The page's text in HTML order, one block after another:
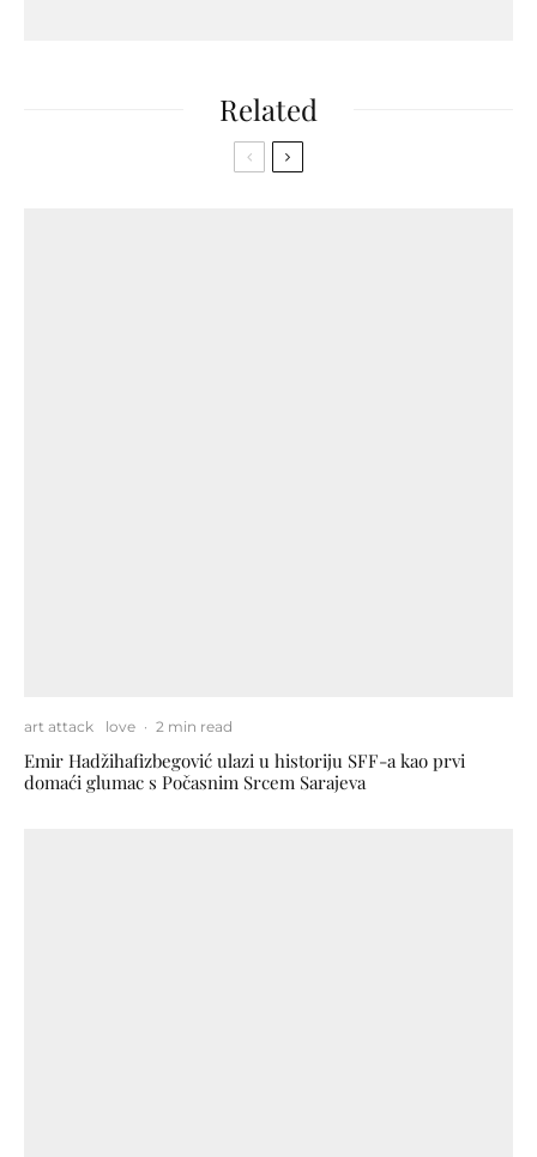
Related
art attack love · 2 min read
Emir Hadžihafizbegović ulazi u historiju SFF-a kao prvi
domaći glumac s Počasnim Srcem Sarajeva